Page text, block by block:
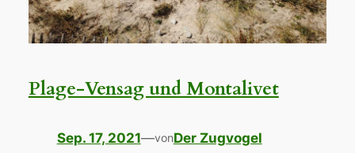
Plage-Vensag und Montalivet
Sep. 17, 2021—vonDer Zugvogel